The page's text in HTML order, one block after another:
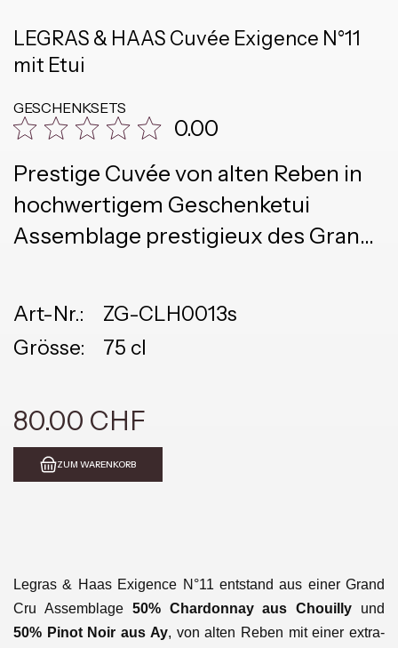
LEGRAS & HAAS Cuvée Exigence N°11
mit Etui
GESCHENKSETS
0.00
Prestige Cuvée von alten Reben in
hochwertigem Geschenketui
Assemblage prestigieux des Grand
Art-Nr.:
ZG-CLH0013s
Grösse:
75 cl
80.00 CHF
ZUM WARENKORB
Legras & Haas Exigence N°11 entstand aus einer Grand
Cru Assemblage 50% Chardonnay aus Chouilly und
50% Pinot Noir aus Ay, von alten Reben mit einer extra-